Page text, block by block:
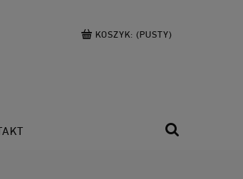
KOSZYK: (PUSTY)